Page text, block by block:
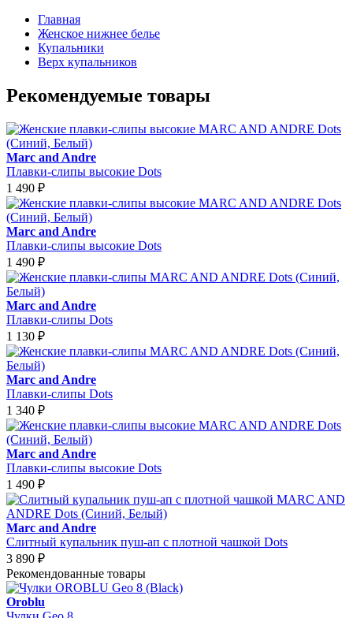
Главная
Женское нижнее белье
Купальники
Верх купальников
Рекомендуемые товары
Marc and Andre
Плавки-слипы высокие Dots
1 490 ₽
Marc and Andre
Плавки-слипы высокие Dots
1 490 ₽
Marc and Andre
Плавки-слипы Dots
1 130 ₽
Marc and Andre
Плавки-слипы Dots
1 340 ₽
Marc and Andre
Плавки-слипы высокие Dots
1 490 ₽
Marc and Andre
Слитный купальник пуш-ап с плотной чашкой Dots
3 890 ₽
Рекомендованные товары
Oroblu